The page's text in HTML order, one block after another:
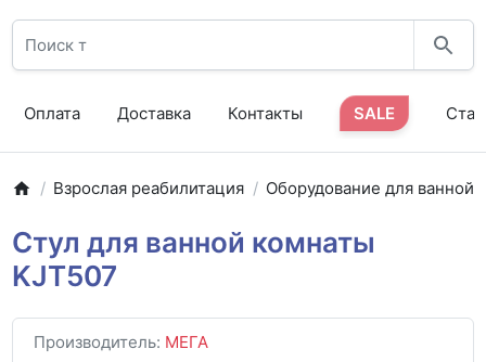
Оплата Доставка Контакты SALE
Взрослая реабилитация Оборудование для ванной
Стул для ванной комнаты
KJT507
Производитель: МЕГА